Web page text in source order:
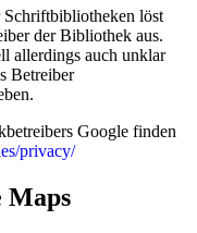
löst
der Bibliothek aus.
allerdings auch unklar
Betreiber
Google finden
privacy/
Maps